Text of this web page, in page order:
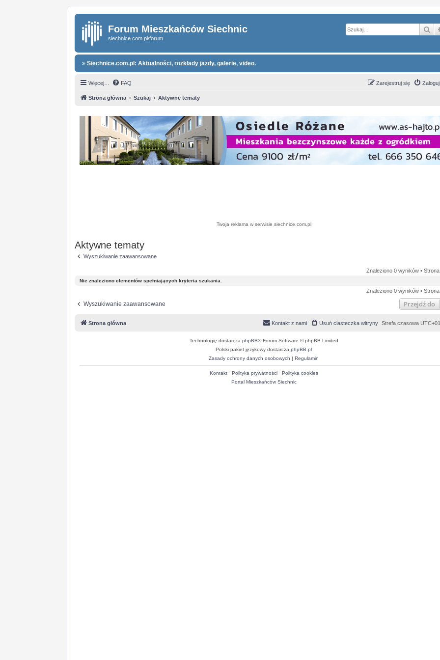
Forum Mieszkańców Siechnic
siechnice.com.pl/forum
Siechnice.com.pl: Aktualności, rozkłady jazdy, galerie, video.
Więcej… FAQ Zarejestruj się
Strona główna Szukaj Aktywne tematy
Twoja reklama w serwisie siechnice.com.pl
Aktywne tematy
Wyszukiwanie zaawansowane
Znaleziono 0 wyników • Strona
Nie znaleziono elementów spełniających kryteria szukania.
Znaleziono 0 wyników • Strona
Wyszukiwanie zaawansowane Przejdź do
Strona główna Strefa czasowa
Usuń ciasteczka witryny
Kontakt z nami
Technologię dostarcza phpBB® Forum Software © phpBB Limited
Polski pakiet językowy dostarcza phpBB.pl
Zasady ochrony danych osobowych | Regulamin
Kontakt· Polityka prywatności· Polityka cookies
Portal Mieszkańców Siechnic